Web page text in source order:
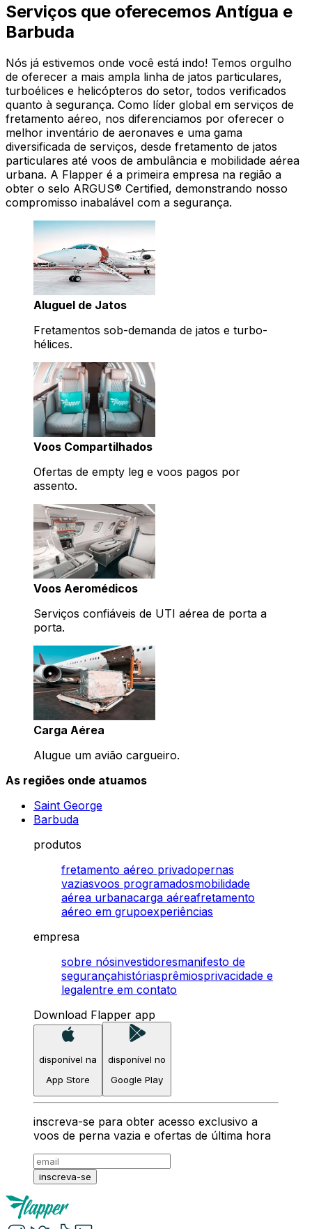
Serviços que oferecemos Antígua e
Barbuda
Nós já estivemos onde você está indo! Temos orgulho
de oferecer a mais ampla linha de jatos particulares,
turboélices e helicópteros do setor, todos verificados
quanto à segurança. Como líder global em serviços de
fretamento aéreo, nos diferenciamos por oferecer o
melhor inventário de aeronaves e uma gama
diversificada de serviços, desde fretamento de jatos
particulares até voos de ambulância e mobilidade aérea
urbana. A Flapper é a primeira empresa na região a
obter o selo ARGUS® Certified, demonstrando nosso
compromisso inabalável com a segurança.
Aluguel de Jatos
Fretamentos sob-demanda de jatos e turbo-
hélices.
Voos Compartilhados
Ofertas de empty leg e voos pagos por
assento.
Voos Aeromédicos
Serviços confiáveis de UTI aérea de porta a
porta.
Carga Aérea
Alugue um avião cargueiro.
As regiões onde atuamos
Saint George
Barbuda
produtos
fretamento aéreo privadopernas
vaziasvoos programadosmobilidade
aérea urbanacarga aéreafretamento
aéreo em grupoexperiências
empresa
sobre nósinvestidoresmanifesto de
segurançahistóriasprêmiosprivacidade e
legalentre em contato
Download Flapper app
disponível na
App Store
disponível no
Google Play
inscreva-se para obter acesso exclusivo a
voos de perna vazia e ofertas de última hora
inscreva-se